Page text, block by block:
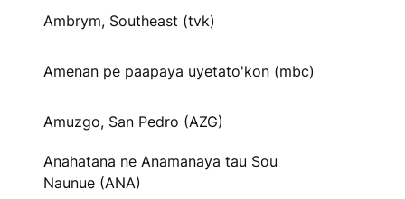
Ambrym, Southeast (tvk)
Amenan pe paapaya uyetato'kon (mbc)
Amuzgo, San Pedro (AZG)
Anahatana ne Anamanaya tau Sou
Naunue (ANA)